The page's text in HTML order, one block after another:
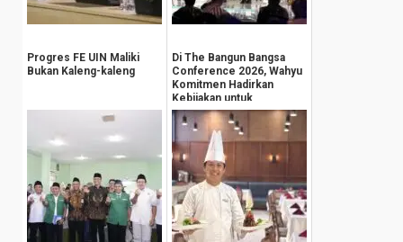
Progres FE UIN Maliki
Bukan Kaleng-kaleng
Di The Bangun Bangsa
Conference 2026, Wahyu
Komitmen Hadirkan
Kebijakan untuk
Kesejahteraan
Masyarak...